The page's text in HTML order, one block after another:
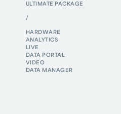
ULTIMATE PACKAGE
/
HARDWARE
ANALYTICS
LIVE
DATA PORTAL
VIDEO
DATA MANAGER